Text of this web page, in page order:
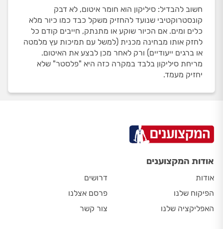
חשוב להבדיל: סיליקון הוא חומר איטום, לא דבק
קונסטרוקטיבי שנועד להחזיק משקל כבד כמו כיור מלא
כלים ומים. אם הכיור שוקע או מתנתק, חייבים קודם כל
לחזק אותו מבחינה מכנית (למשל עם תמיכות עץ מלמטה
או ברגים ייעודיים) ורק לאחר מכן לבצע את האיטום.
מריחת סיליקון בלבד במקרה כזה היא "פלסטר" שלא
יחזיק מעמד.
אודות המקצוענים
אודות
הפיקוח שלנו
האפליקציה שלנו
דרושים
פרסם אצלנו
צור קשר